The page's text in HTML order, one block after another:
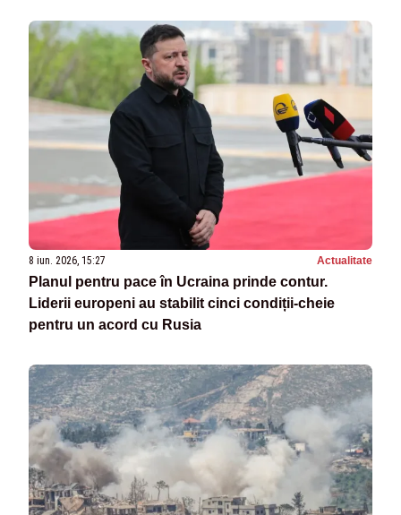
8 iun. 2026, 15:27 Actualitate
Planul pentru pace în Ucraina prinde contur.
Liderii europeni au stabilit cinci condiții-cheie
pentru un acord cu Rusia